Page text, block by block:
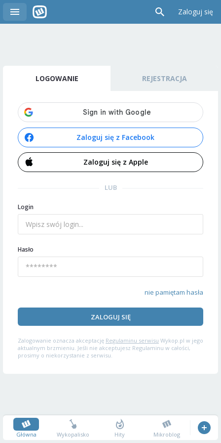
Zaloguj się
LOGOWANIE REJESTRACJA
Zaloguj się z Facebook
Zaloguj się z Apple
LUB
Login
Hasło
nie pamiętam hasła
ZALOGUJ SIĘ
Zalogowanie oznacza akceptację Regulaminu serwisu Wykop.pl w jego
aktualnym brzmieniu. Jeśli nie akceptujesz Regulaminu w całości,
prosimy o niekorzystanie z serwisu.
Główna Wykopalisko Hity Mikroblog